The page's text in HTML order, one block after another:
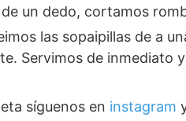
un dedo, cortamos
Servimos de inmediato
síguenos en instagram